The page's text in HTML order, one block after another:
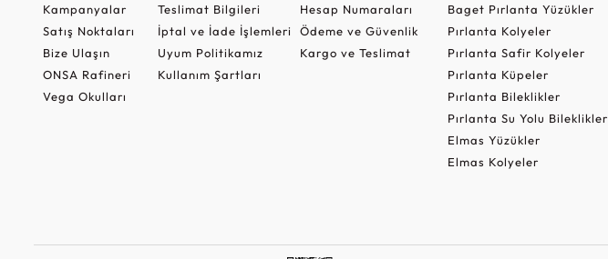
Kampanyalar
Satış Noktaları
Bize Ulaşın
ONSA Rafineri
Vega Okulları
Teslimat Bilgileri
İptal ve İade İşlemleri
Uyum Politikamız
Kullanım Şartları
Hesap Numaraları
Ödeme ve Güvenlik
Kargo ve Teslimat
Baget Pırlanta Yüzükler
Pırlanta Kolyeler
Pırlanta Safir Kolyeler
Pırlanta Küpeler
Pırlanta Bileklikler
Pırlanta Su Yolu Bileklikler
Elmas Yüzükler
Elmas Kolyeler